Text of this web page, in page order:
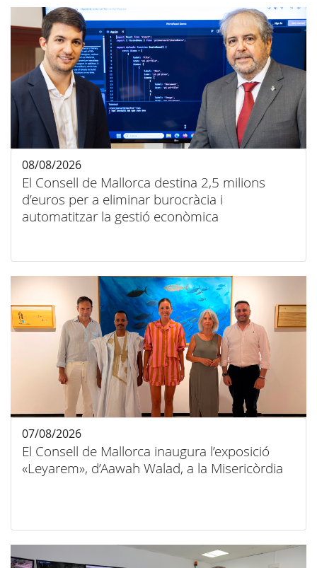
El Consell de Mallorca destina 2,5 milions
d’euros per a eliminar burocràcia i
automatitzar la gestió econòmica
08/08/2026
El Consell de Mallorca inaugura l’exposició
«Leyarem», d’Aawah Walad, a la Misericòrdia
07/08/2026